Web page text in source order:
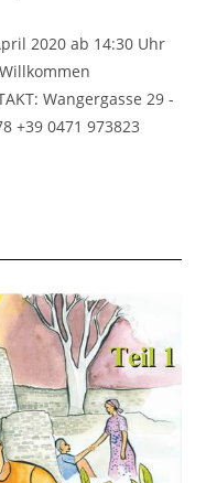
2020 ab 14:30 Uhr
Wangergasse 29 -
+39 0471 973823